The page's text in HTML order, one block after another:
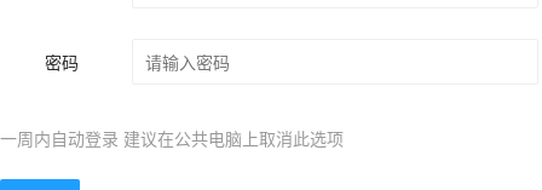
密码
一周内自动登录 建议在公共电脑上取消此选项